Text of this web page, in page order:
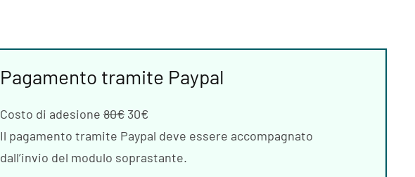
Pagamento tramite Paypal
Costo di adesione 80€ 30€
Il pagamento tramite Paypal deve essere accompagnato
dall’invio del modulo soprastante.